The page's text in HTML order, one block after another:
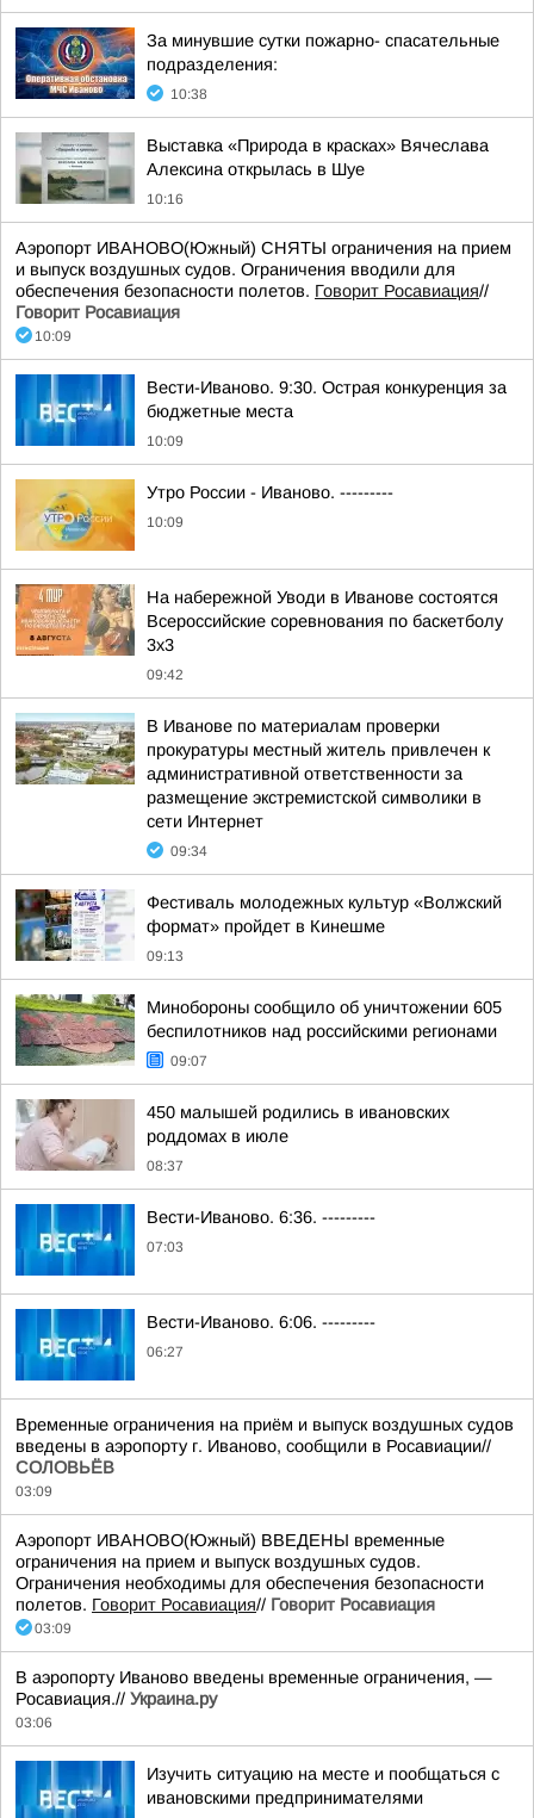
За минувшие сутки пожарно- спасательные
подразделения:
10:38
Выставка «Природа в красках» Вячеслава
Алексина открылась в Шуе
10:16
Аэропорт ИВАНОВО(Южный) СНЯТЫ ограничения на прием
и выпуск воздушных судов. Ограничения вводили для
обеспечения безопасности полетов. Говорит Росавиация//
Говорит Росавиация
10:09
Вести-Иваново. 9:30. Острая конкуренция за
бюджетные места
10:09
Утро России - Иваново. ---------
10:09
На набережной Уводи в Иванове состоятся
Всероссийские соревнования по баскетболу
3x3
09:42
В Иванове по материалам проверки
прокуратуры местный житель привлечен к
административной ответственности за
размещение экстремистской символики в
сети Интернет
09:34
Фестиваль молодежных культур «Волжский
формат» пройдет в Кинешме
09:13
Минобороны сообщило об уничтожении 605
беспилотников над российскими регионами
09:07
450 малышей родились в ивановских
роддомах в июле
08:37
Вести-Иваново. 6:36. ---------
07:03
Вести-Иваново. 6:06. ---------
06:27
Временные ограничения на приём и выпуск воздушных судов
введены в аэропорту г. Иваново, сообщили в Росавиации//
СОЛОВЬЁВ
03:09
Аэропорт ИВАНОВО(Южный) ВВЕДЕНЫ временные
ограничения на прием и выпуск воздушных судов.
Ограничения необходимы для обеспечения безопасности
полетов. Говорит Росавиация// Говорит Росавиация
03:09
В аэропорту Иваново введены временные ограничения, —
Росавиация.// Украина.ру
03:06
Изучить ситуацию на месте и пообщаться с
ивановскими предпринимателями